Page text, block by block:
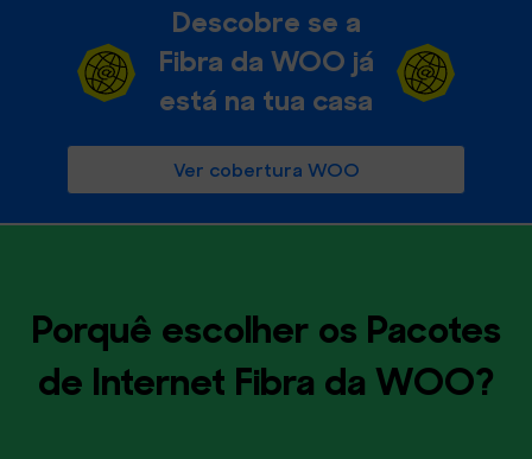
Descobre se a
Fibra da WOO já
está na tua casa
Ver cobertura WOO
Porquê escolher os Pacotes
de Internet Fibra da WOO?